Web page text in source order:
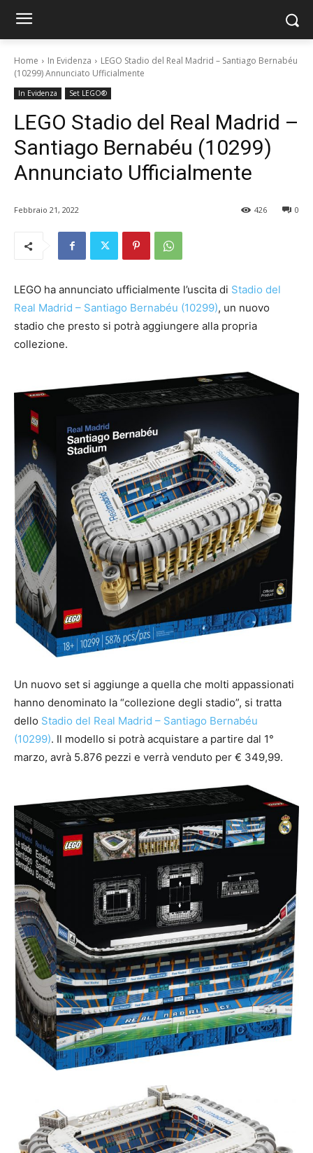
Home In Evidenza
LEGO Stadio del Real Madrid – Santiago Bernabéu
(10299) Annunciato Ufficialmente
In Evidenza Set LEGO®
LEGO Stadio del Real Madrid –
Santiago Bernabéu (10299)
Annunciato Ufficialmente
Febbraio 21, 2022 0
426
LEGO ha annunciato ufficialmente l’uscita di Stadio del
Real Madrid – Santiago Bernabéu (10299), un nuovo
stadio che presto si potrà aggiungere alla propria
collezione.
Un nuovo set si aggiunge a quella che molti appassionati
hanno denominato la “collezione degli stadio”, si tratta
dello Stadio del Real Madrid – Santiago Bernabéu
(10299). Il modello si potrà acquistare a partire dal 1°
marzo, avrà 5.876 pezzi e verrà venduto per € 349,99.